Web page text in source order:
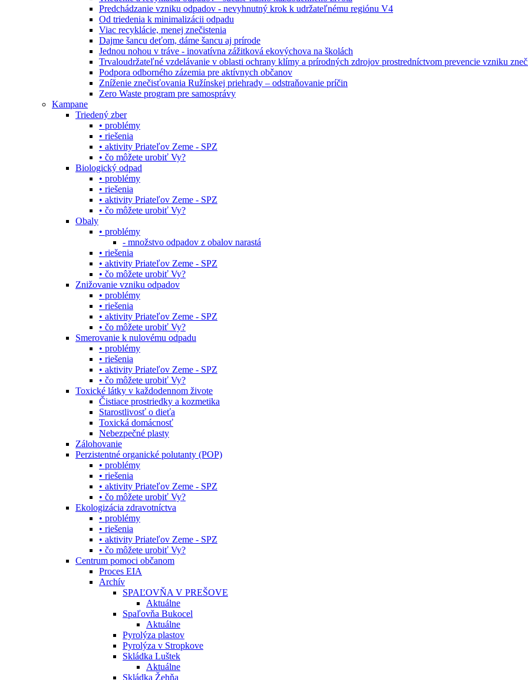
Predchádzanie vzniku odpadov - nevyhnutný krok k udržateľnému regiónu V4
Od triedenia k minimalizácii odpadu
Viac recyklácie, menej znečistenia
Dajme šancu deťom, dáme šancu aj prírode
Jednou nohou v tráve - inovatívna zážitková ekovýchova na školách
Trvaloudržateľné vzdelávanie v oblasti ochrany klímy a prírodných zdrojov prostredníctvom prevencie vzniku
Podpora odborného zázemia pre aktívnych občanov
Zníženie znečisťovania Ružínskej priehrady – odstraňovanie príčin
Zero Waste program pre samosprávy
Kampane
Triedený zber
• problémy
• riešenia
• aktivity Priateľov Zeme - SPZ
• čo môžete urobiť Vy?
Biologický odpad
• problémy
• riešenia
• aktivity Priateľov Zeme - SPZ
• čo môžete urobiť Vy?
Obaly
• problémy
- množstvo odpadov z obalov narastá
• riešenia
• aktivity Priateľov Zeme - SPZ
• čo môžete urobiť Vy?
Znižovanie vzniku odpadov
• problémy
• riešenia
• aktivity Priateľov Zeme - SPZ
• čo môžete urobiť Vy?
Smerovanie k nulovému odpadu
• problémy
• riešenia
• aktivity Priateľov Zeme - SPZ
• čo môžete urobiť Vy?
Toxické látky v každodennom živote
Čistiace prostriedky a kozmetika
Starostlivosť o dieťa
Toxická domácnosť
Nebezpečné plasty
Zálohovanie
Perzistentné organické polutanty (POP)
• problémy
• riešenia
• aktivity Priateľov Zeme - SPZ
• čo môžete urobiť Vy?
Ekologizácia zdravotníctva
• problémy
• riešenia
• aktivity Priateľov Zeme - SPZ
• čo môžete urobiť Vy?
Centrum pomoci občanom
Proces EIA
Archív
SPAĽOVŇA V PREŠOVE
Aktuálne
Spaľovňa Bukocel
Aktuálne
Pyrolýza plastov
Pyrolýza v Stropkove
Skládka Luštek
Aktuálne
Skládka Žehňa